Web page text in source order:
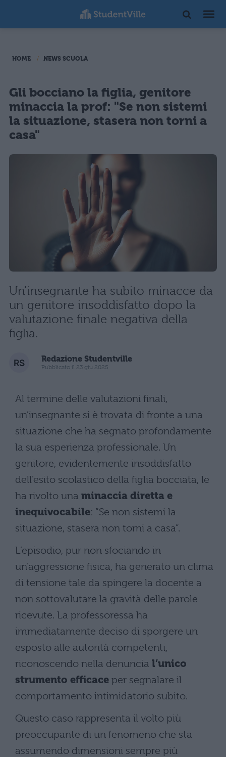
HOME NEWS SCUOLA
Gli bocciano la figlia, genitore
minaccia la prof: "Se non sistemi
la situazione, stasera non torni a
casa"
Un'insegnante ha subito minacce da
un genitore insoddisfatto dopo la
valutazione finale negativa della
figlia.
Redazione Studentville
Pubblicato il 23 giu 2025
Al termine delle valutazioni finali,
un’insegnante si è trovata di fronte a una
situazione che ha segnato profondamente
la sua esperienza professionale. Un
genitore, evidentemente insoddisfatto
dell’esito scolastico della figlia bocciata, le
ha rivolto una minaccia diretta e
inequivocabile: “Se non sistemi la
situazione, stasera non torni a casa”.
L’episodio, pur non sfociando in
un’aggressione fisica, ha generato un clima
di tensione tale da spingere la docente a
non sottovalutare la gravità delle parole
ricevute. La professoressa ha
immediatamente deciso di sporgere un
esposto alle autorità competenti,
riconoscendo nella denuncia l’unico
strumento efficace per segnalare il
comportamento intimidatorio subito.
Questo caso rappresenta il volto più
preoccupante di un fenomeno che sta
assumendo dimensioni sempre più